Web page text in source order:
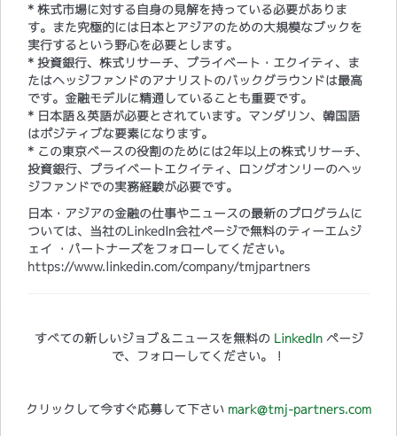
* 株式市場に対する自身の見解を持っている必要がありま
す。また究極的には日本とアジアのための大規模なブックを
実行するという野心を必要とします。
* 投資銀行、株式リサーチ、プライベート・エクイティ、ま
たはヘッジファンドのアナリストのバックグラウンドは最高
です。金融モデルに精通していることも重要です。
* 日本語＆英語が必要とされています。マンダリン、韓国語
はポジティブな要素になります。
​* この東京ベースの役割のためには2年以上の株式リサーチ、
投資銀行、プライベートエクイティ、ロングオンリーのヘッ
ジファンドでの実務経験が必要です。
日本・アジアの金融の仕事やニュースの最新のプログラムに
ついては、当社のLinkedIn会社ページで無料のティーエムジ
ェイ ・パートナーズをフォローしてください。
https://www.linkedin.com/company/tmjpartners
すべての新しいジョブ＆ニュースを無料の LinkedInページ
で、フォローしてください。！
クリックして今すぐ応募して下さい mark@tmj-partners.com